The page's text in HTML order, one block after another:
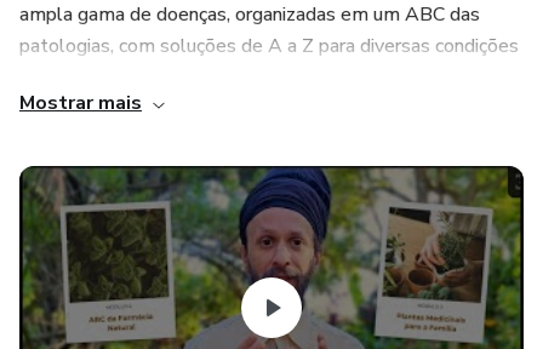
ampla gama de doenças, organizadas em um ABC das
patologias, com soluções de A a Z para diversas condições
- Receitas práticas** de remédios naturais com plantas.
- Aulas sobre 48 plantas medicinais** comuns no Brasil,
com detalhes sobre seus usos e as doenças que elas
tratam.
Mostrar mais